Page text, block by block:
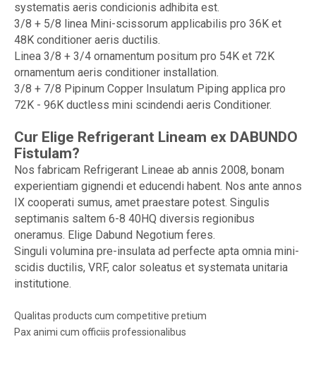
systematis aeris condicionis adhibita est.
3/8 + 5/8 linea Mini-scissorum applicabilis pro 36K et
48K conditioner aeris ductilis.
Linea 3/8 + 3/4 ornamentum positum pro 54K et 72K
ornamentum aeris conditioner installation.
3/8 + 7/8 Pipinum Copper Insulatum Piping applica pro
72K - 96K ductless mini scindendi aeris Conditioner.
Cur Elige Refrigerant Lineam ex DABUNDO
Fistulam?
Nos fabricam Refrigerant Lineae ab annis 2008, bonam
experientiam gignendi et educendi habent. Nos ante annos
IX cooperati sumus, amet praestare potest. Singulis
septimanis saltem 6-8 40HQ diversis regionibus
oneramus. Elige Dabund Negotium feres.
Singuli volumina pre-insulata ad perfecte apta omnia mini-
scidis ductilis, VRF, calor soleatus et systemata unitaria
institutione.
Qualitas products cum competitive pretium
Pax animi cum officiis professionalibus